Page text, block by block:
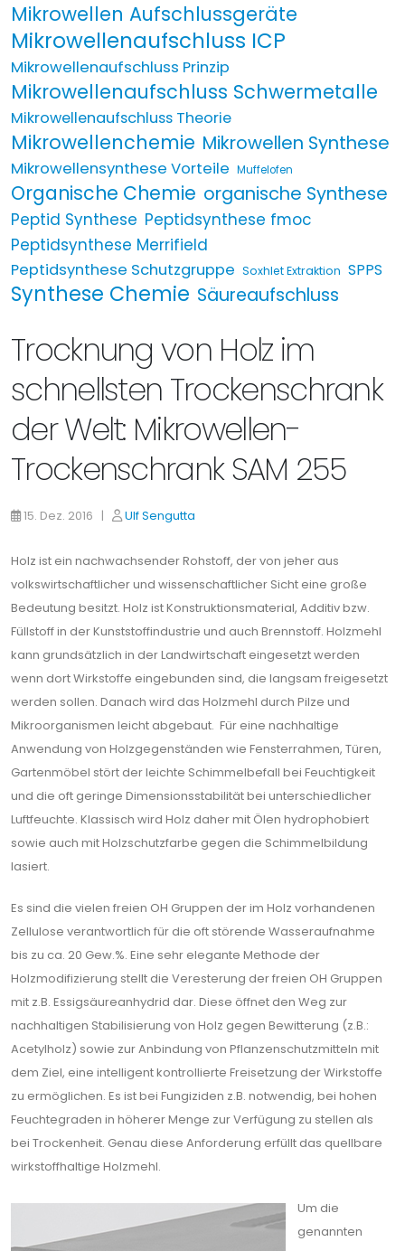
Mikrowellen Aufschlussgeräte
Mikrowellenaufschluss ICP
Mikrowellenaufschluss Prinzip
Mikrowellenaufschluss Schwermetalle
Mikrowellenaufschluss Theorie
Mikrowellenchemie Mikrowellen Synthese
Mikrowellensynthese Vorteile Muffelofen
Organische Chemie organische Synthese
Peptid Synthese Peptidsynthese fmoc
Peptidsynthese Merrifield
Peptidsynthese Schutzgruppe Soxhlet Extraktion SPPS
Synthese Chemie Säureaufschluss
Trocknung von Holz im
schnellsten Trockenschrank
der Welt: Mikrowellen-
Trockenschrank SAM 255
15. Dez. 2016 | Ulf Sengutta
Holz ist ein nachwachsender Rohstoff, der von jeher aus
volkswirtschaftlicher und wissenschaftlicher Sicht eine große
Bedeutung besitzt. Holz ist Konstruktionsmaterial, Additiv bzw.
Füllstoff in der Kunststoffindustrie und auch Brennstoff. Holzmehl
kann grundsätzlich in der Landwirtschaft eingesetzt werden
wenn dort Wirkstoffe eingebunden sind, die langsam freigesetzt
werden sollen. Danach wird das Holzmehl durch Pilze und
Mikroorganismen leicht abgebaut. Für eine nachhaltige
Anwendung von Holzgegenständen wie Fensterrahmen, Türen,
Gartenmöbel stört der leichte Schimmelbefall bei Feuchtigkeit
und die oft geringe Dimensionsstabilität bei unterschiedlicher
Luftfeuchte. Klassisch wird Holz daher mit Ölen hydrophobiert
sowie auch mit Holzschutzfarbe gegen die Schimmelbildung
lasiert.
Es sind die vielen freien OH Gruppen der im Holz vorhandenen
Zellulose verantwortlich für die oft störende Wasseraufnahme
bis zu ca. 20 Gew.%. Eine sehr elegante Methode der
Holzmodifizierung stellt die Veresterung der freien OH Gruppen
mit z.B. Essigsäureanhydrid dar. Diese öffnet den Weg zur
nachhaltigen Stabilisierung von Holz gegen Bewitterung (z.B.:
Acetylholz) sowie zur Anbindung von Pflanzenschutzmitteln mit
dem Ziel, eine intelligent kontrollierte Freisetzung der Wirkstoffe
zu ermöglichen. Es ist bei Fungiziden z.B. notwendig, bei hohen
Feuchtegraden in höherer Menge zur Verfügung zu stellen als
bei Trockenheit. Genau diese Anforderung erfüllt das quellbare
wirkstoffhaltige Holzmehl.
Um die
genannten